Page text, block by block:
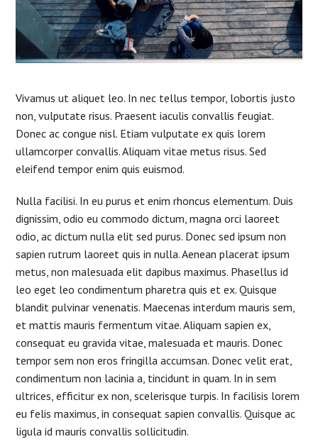
Vivamus ut aliquet leo. In nec tellus tempor, lobortis justo
non, vulputate risus. Praesent iaculis convallis feugiat.
Donec ac congue nisl. Etiam vulputate ex quis lorem
ullamcorper convallis. Aliquam vitae metus risus. Sed
eleifend tempor enim quis euismod.
Nulla facilisi. In eu purus et enim rhoncus elementum. Duis
dignissim, odio eu commodo dictum, magna orci laoreet
odio, ac dictum nulla elit sed purus. Donec sed ipsum non
sapien rutrum laoreet quis in nulla. Aenean placerat ipsum
metus, non malesuada elit dapibus maximus. Phasellus id
leo eget leo condimentum pharetra quis et ex. Quisque
blandit pulvinar venenatis. Maecenas interdum mauris sem,
et mattis mauris fermentum vitae. Aliquam sapien ex,
consequat eu gravida vitae, malesuada et mauris. Donec
tempor sem non eros fringilla accumsan. Donec velit erat,
condimentum non lacinia a, tincidunt in quam. In in sem
ultrices, efficitur ex non, scelerisque turpis. In facilisis lorem
eu felis maximus, in consequat sapien convallis. Quisque ac
ligula id mauris convallis sollicitudin.